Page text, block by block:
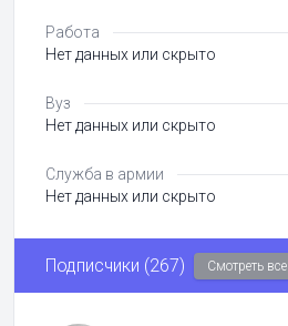
Работа
Нет данных или скрыто
Вуз
Нет данных или скрыто
Служба в армии
Нет данных или скрыто
Подписчики (267) Смотреть все